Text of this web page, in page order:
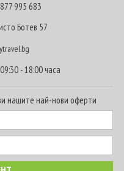
995 683
Ботев 57
- 18:00 часа
нашите най-нови оферти